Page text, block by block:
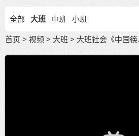
全部 大班 中班 小班
首页 > 视频 > 大班 > 大